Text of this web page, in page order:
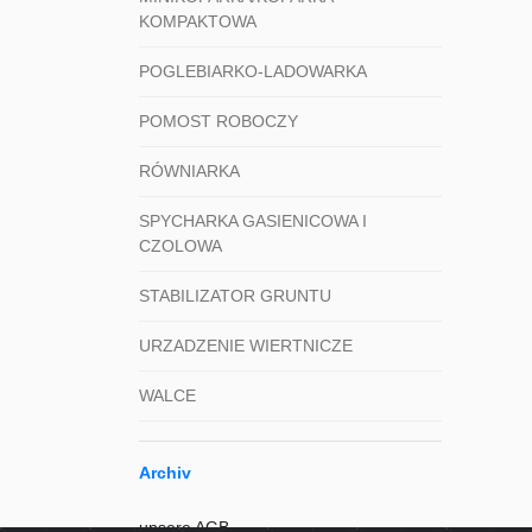
KOMPAKTOWA
POGLEBIARKO-LADOWARKA
POMOST ROBOCZY
RÓWNIARKA
SPYCHARKA GASIENICOWA I
CZOLOWA
STABILIZATOR GRUNTU
URZADZENIE WIERTNICZE
WALCE
Archiv
unsere AGB